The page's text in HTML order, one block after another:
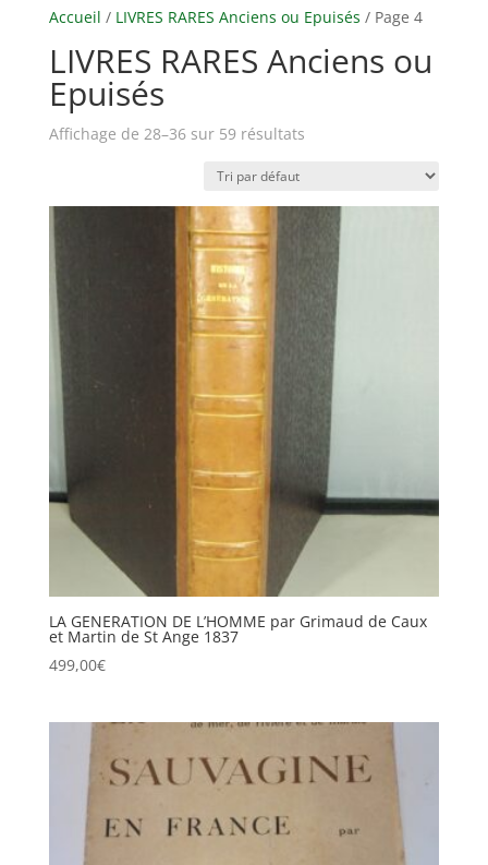
Accueil / LIVRES RARES Anciens ou Epuisés / Page 4
LIVRES RARES Anciens ou
Epuisés
Affichage de 28–36 sur 59 résultats
LA GENERATION DE L’HOMME par Grimaud de Caux
et Martin de St Ange 1837
499,00€